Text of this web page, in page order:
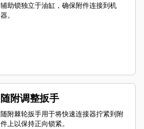
辅助锁独立于油缸，确保附件连接到机
器。
随附调整扳手
随附棘轮扳手用于将快速连接器拧紧到附
件上以保持正向锁紧。